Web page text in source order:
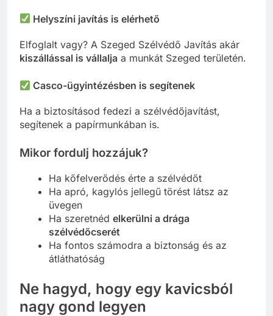
Helyszíni javítás is elérhető
Elfoglalt vagy? A Szeged Szélvédő Javítás akár
kiszállással is vállalja a munkát Szeged területén.
Casco-ügyintézésben is segítenek
Ha a biztosításod fedezi a szélvédőjavítást,
segítenek a papírmunkában is.
Mikor fordulj hozzájuk?
Ha kőfelverődés érte a szélvédőt
Ha apró, kagylós jellegű törést látsz az
üvegen
Ha szeretnéd elkerülni a drága
szélvédőcserét
Ha fontos számodra a biztonság és az
átláthatóság
Ne hagyd, hogy egy kavicsból
nagy gond legyen